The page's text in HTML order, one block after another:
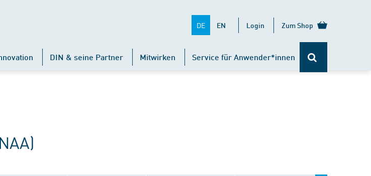
DE EN Login Zum Shop
DIN & seine Partner Mitwirken Service für Anwender*innen